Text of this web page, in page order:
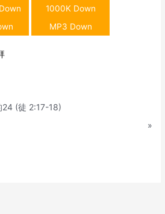
1000K Down
MP3 Down
24 (徒 2:17-18)
»